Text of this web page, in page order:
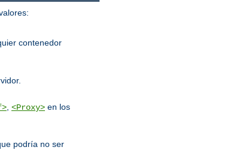
contenedor
<Proxy> en los
podría no ser